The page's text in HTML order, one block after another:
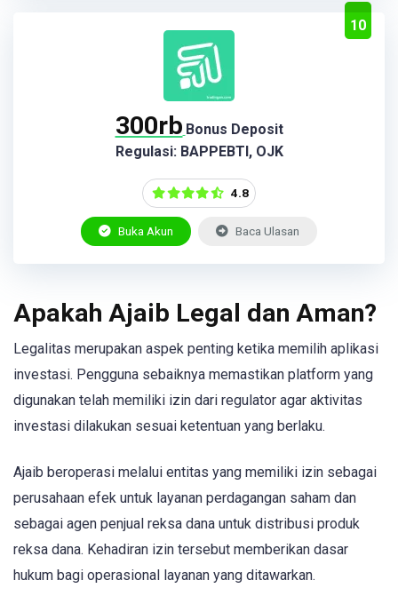
10
300rb Bonus Deposit
Regulasi: BAPPEBTI, OJK
4.8
Buka Akun Baca Ulasan
Apakah Ajaib Legal dan Aman?
Legalitas merupakan aspek penting ketika memilih aplikasi
investasi. Pengguna sebaiknya memastikan platform yang
digunakan telah memiliki izin dari regulator agar aktivitas
investasi dilakukan sesuai ketentuan yang berlaku.
Ajaib beroperasi melalui entitas yang memiliki izin sebagai
perusahaan efek untuk layanan perdagangan saham dan
sebagai agen penjual reksa dana untuk distribusi produk
reksa dana. Kehadiran izin tersebut memberikan dasar
hukum bagi operasional layanan yang ditawarkan.